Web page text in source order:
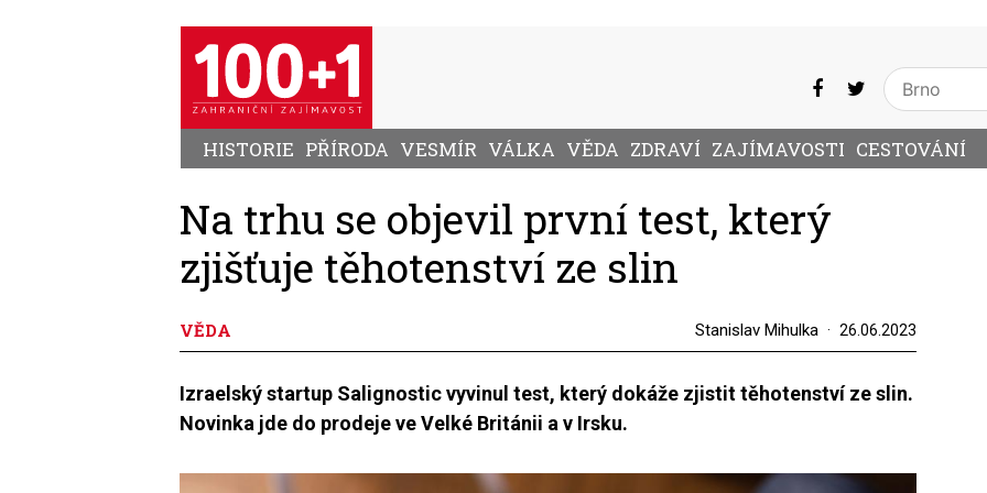
HISTORIE PŘÍRODA VESMÍR VÁLKA VĚDA ZDRAVÍ ZAJÍMAVOSTI CESTOVÁNÍ
Na trhu se objevil první test, který
zjišťuje těhotenství ze slin
VĚDA Stanislav Mihulka 26.06.2023
Izraelský startup Salignostic vyvinul test, který dokáže zjistit těhotenství ze slin.
Novinka jde do prodeje ve Velké Británii a v Irsku.